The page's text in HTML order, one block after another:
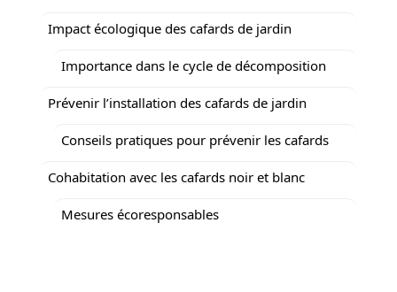
Impact écologique des cafards de jardin
Importance dans le cycle de décomposition
Prévenir l’installation des cafards de jardin
Conseils pratiques pour prévenir les cafards
Cohabitation avec les cafards noir et blanc
Mesures écoresponsables